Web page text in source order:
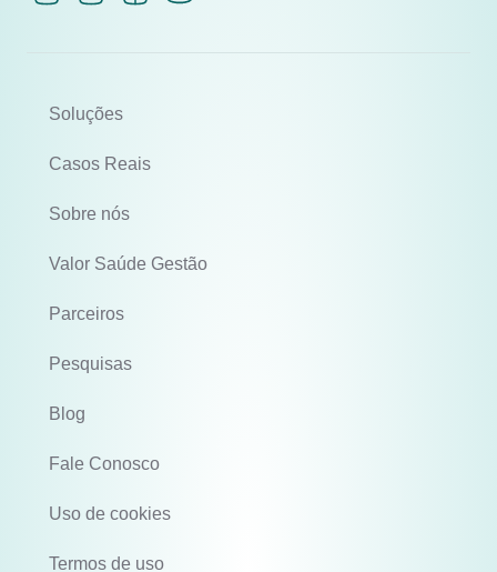
Soluções
Casos Reais
Sobre nós
Valor Saúde Gestão
Parceiros
Pesquisas
Blog
Fale Conosco
Uso de cookies
Termos de uso